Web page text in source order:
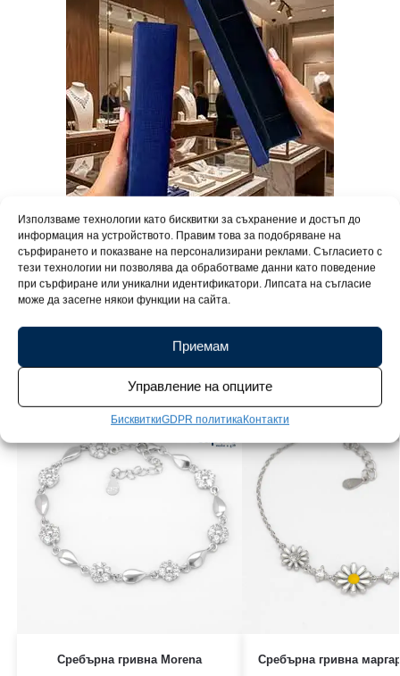
Използваме технологии като бисквитки за съхранение и достъп до
информация на устройството. Правим това за подобряване на
сърфирането и показване на персонализирани реклами. Съгласието с
тези технологии ни позволява да обработваме данни като поведение
при сърфиране или уникални идентификатори. Липсата на съгласие
може да засегне някои функции на сайта.
Приемам
Управление на опциите
БисквиткиGDPR политикаКонтакти
Превърнете всеки повод в празник. Вашето бижу пристига в
елегантна подаръчна опаковка, готово да зарадва любим
човек.
Свързани продукти
Сребърна гривна Morena
Сребърна гривна